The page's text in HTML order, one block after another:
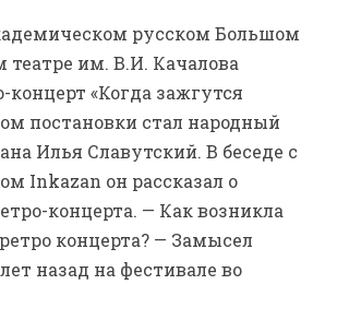
русском Большом
театре им. В.И. Качалова
концерт «Когда зажгутся
постановки стал народный
Илья Славутский. В беседе с
Inkazan он рассказал о
концерта. — Как возникла
концерта? — Замысел
назад на фестивале во